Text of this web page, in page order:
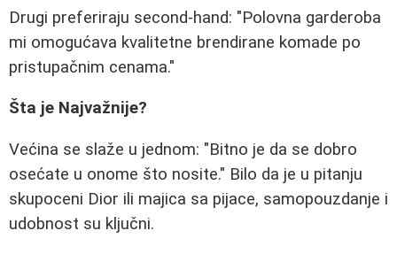
Drugi preferiraju second-hand: "Polovna garderoba
mi omogućava kvalitetne brendirane komade po
pristupačnim cenama."
Šta je Najvažnije?
Većina se slaže u jednom: "Bitno je da se dobro
osećate u onome što nosite." Bilo da je u pitanju
skupoceni Dior ili majica sa pijace, samopouzdanje i
udobnost su ključni.